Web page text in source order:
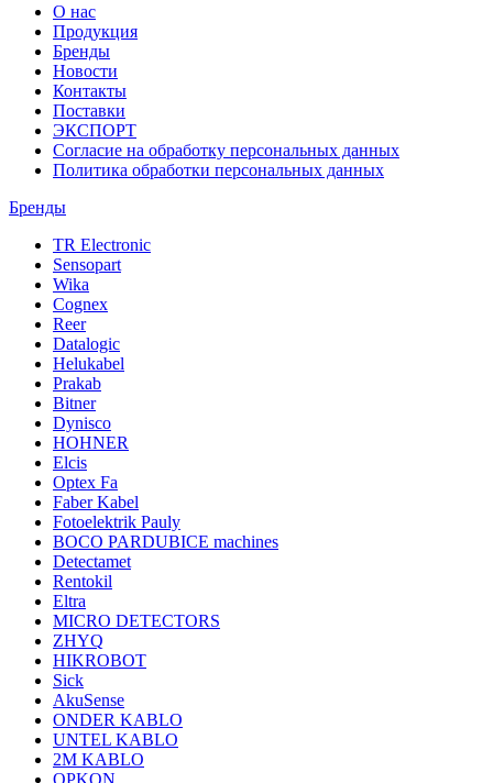
О нас
Продукция
Бренды
Новости
Контакты
Поставки
ЭКСПОРТ
Согласие на обработку персональных данных
Политика обработки персональных данных
Бренды
TR Electronic
Sensopart
Wika
Cognex
Reer
Datalogic
Helukabel
Prakab
Bitner
Dynisco
HOHNER
Elcis
Optex Fa
Faber Kabel
Fotoelektrik Pauly
BOCO PARDUBICE machines
Detectamet
Rentokil
Eltra
MICRO DETECTORS
ZHYQ
HIKROBOT
Sick
AkuSense
ONDER KABLO
UNTEL KABLO
2M KABLO
OPKON